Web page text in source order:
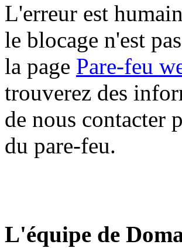
L'erreur est
le blocage n'est
la page Pare-feu
trouverez des
de nous contacter
du pare-feu.
L'équipe de